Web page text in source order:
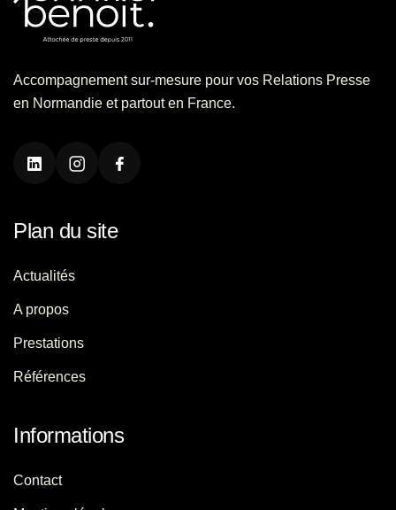
Accompagnement sur-mesure pour vos Relations Presse
en Normandie et partout en France.
Plan du site
Actualités
A propos
Prestations
Références
Informations
Contact